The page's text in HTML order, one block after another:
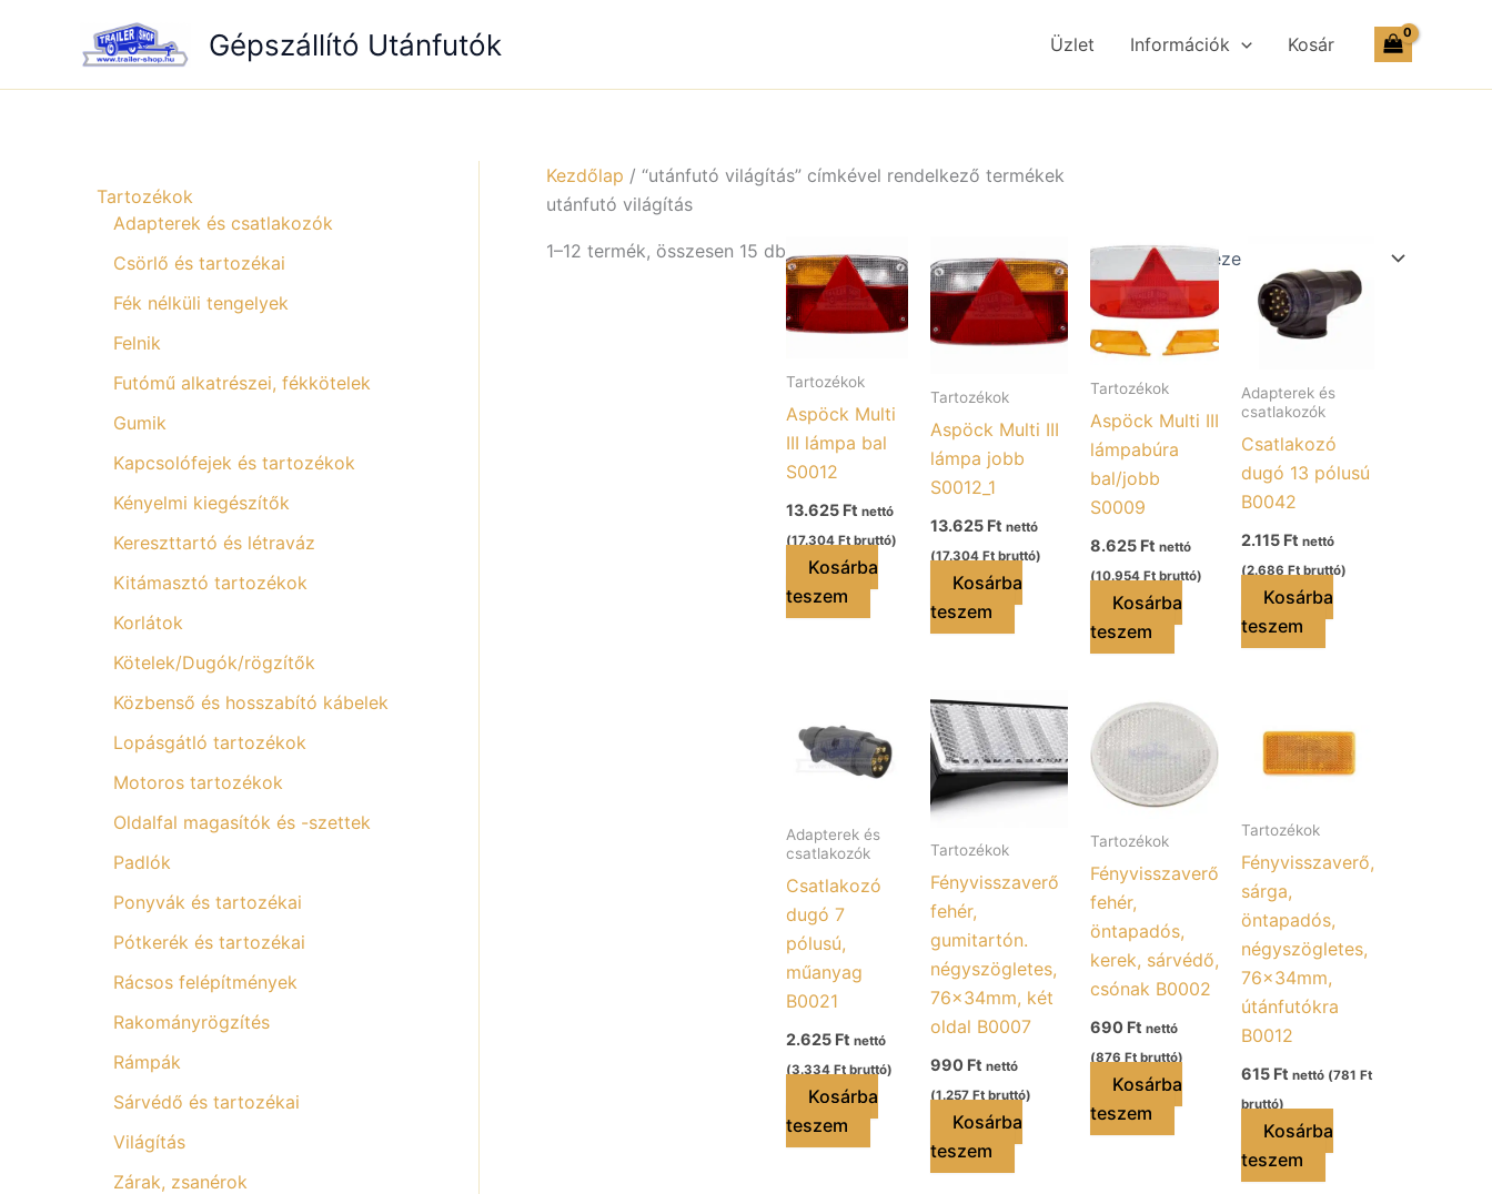
Gépszállító Utánfutók Üzlet Információk Kosár
Tartozékok
Adapterek és csatlakozók
Csörlő és tartozékai
Fék nélküli tengelyek
Felnik
Futómű alkatrészei, fékkötelek
Gumik
Kapcsolófejek és tartozékok
Kényelmi kiegészítők
Kereszttartó és létraváz
Kitámasztó tartozékok
Korlátok
Kötelek/Dugók/rögzítők
Közbenső és hosszabító kábelek
Lopásgátló tartozékok
Motoros tartozékok
Oldalfal magasítók és -szettek
Padlók
Ponyvák és tartozékai
Pótkerék és tartozékai
Rácsos felépítmények
Rakományrögzítés
Rámpák
Sárvédő és tartozékai
Világítás
Zárak, zsanérok
Kezdőlap / “utánfutó világítás” címkével rendelkező termékek
utánfutó világítás
1–12 termék, összesen 15 db
Tartozékok
Aspöck Multi
III lámpa bal
S0012
13.625 Ft nettó
(17.304 Ft bruttó)
Kosárba
teszem
Tartozékok
Aspöck Multi III
lámpa jobb
S0012_1
13.625 Ft nettó
(17.304 Ft bruttó)
Kosárba
teszem
Tartozékok
Aspöck Multi III
lámpabúra
bal/jobb
S0009
8.625 Ft nettó
(10.954 Ft bruttó)
Kosárba
teszem
Adapterek és
csatlakozók
Csatlakozó
dugó 13 pólusú
B0042
2.115 Ft nettó
(2.686 Ft bruttó)
Kosárba
teszem
Adapterek és
csatlakozók
Csatlakozó
dugó 7
pólusú,
műanyag
B0021
2.625 Ft nettó
(3.334 Ft bruttó)
Kosárba
teszem
Tartozékok
Fényvisszaverő
fehér,
gumitartón.
négyszögletes,
76x34mm, két
oldal B0007
990 Ft nettó
(1.257 Ft bruttó)
Kosárba
teszem
Tartozékok
Fényvisszaverő
fehér,
öntapadós,
kerek, sárvédő,
csónak B0002
690 Ft nettó
(876 Ft bruttó)
Kosárba
teszem
Tartozékok
Fényvisszaverő,
sárga,
öntapadós,
négyszögletes,
76×34mm,
útánfutókra
B0012
615 Ft nettó (781 Ft
bruttó)
Kosárba
teszem